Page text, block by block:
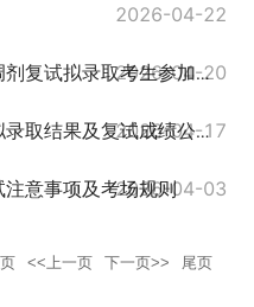
2026-04-22
关于组织2026年硕士研究生调剂复试拟录取考生参加心理测试的通知
2026-04-20
2026年硕士研究生第二批次拟录取结果及复试成绩公示（公示期已结束）
2026-04-17
意事项及考场规则
2026-04-03
<<上一页 下一页>> 尾页